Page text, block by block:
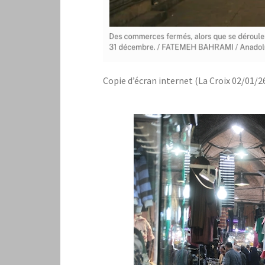
Copie d’écran internet (La Croix 02/01/